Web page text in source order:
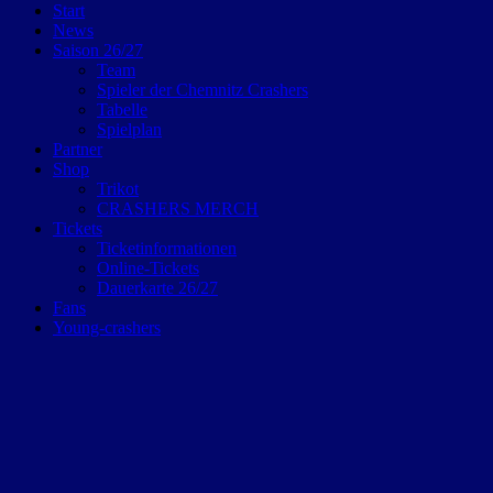
Start
News
Saison 26/27
Team
Spieler der Chemnitz Crashers
Tabelle
Spielplan
Partner
Shop
Trikot
CRASHERS MERCH
Tickets
Ticketinformationen
Online-Tickets
Dauerkarte 26/27
Fans
Young-crashers